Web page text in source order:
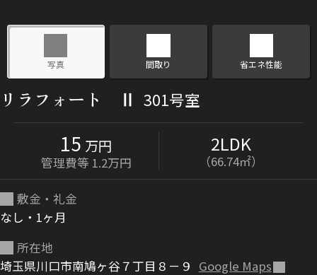
ShaMaison STYLE
らくらく内見
自立型サービス付き・シニア向け
お問い合わせ・よくある質問
シャーメゾンライフ CLUB
シャーメゾンライフ GUARD
らくらくプラチナ
写真 間取り 省エネ性能
リラフォート Ⅱ 301号室
15 万円
管理費等 1.2万円
2LDK
（66.74㎡）
敷金・礼金
なし・1ヶ月
所在地
埼玉県川口市南鳩ヶ谷７丁目８－９ Google Maps